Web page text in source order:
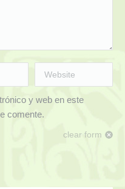
Website
y web en este
comente.
clear form